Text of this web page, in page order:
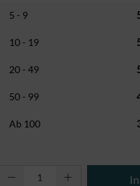
5 - 9
10 - 19
20 - 49
50 - 99
Ab 100
Produkt Anzahl: